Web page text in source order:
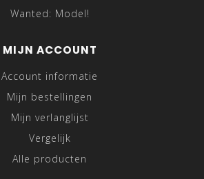
Wanted: Model!
MIJN ACCOUNT
Account informatie
Mijn bestellingen
Mijn verlanglijst
Vergelijk
Alle producten